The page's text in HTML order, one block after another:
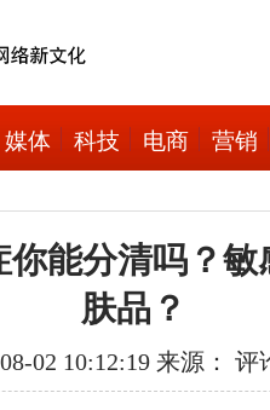
媒体 科技 电商 营销
你能分清吗？
肤品？
02 10:12:19 来源： 评